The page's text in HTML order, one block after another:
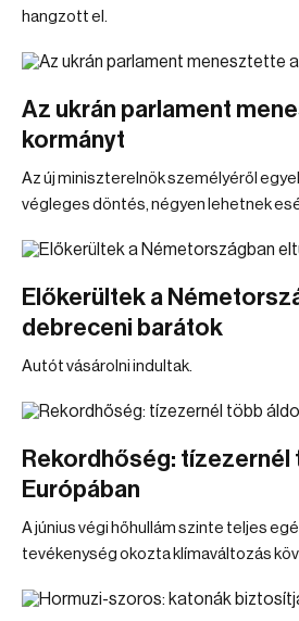
hangzott el.
Az ukrán parlament
kormányt
Az új miniszterelnök személyéről
végleges döntés, négyen lehetnek
Előkerültek a
debreceni barátok
Autót vásárolni indultak.
Rekordhőség: tízezernél
Európában
A június végi hőhullám szinte teljes
tevékenység okozta klímaváltozás